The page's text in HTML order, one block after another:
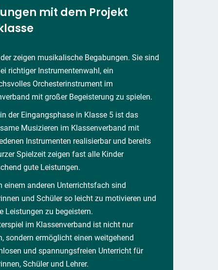
mit dem Projekt
zeigen musikalische Begabungen. Sie sind
richtiger Instrumentenwahl, ein
Orchesterinstrument im
mit großer Begeisterung zu spielen.
der Eingangsphase in Klasse 5 ist das
Musizieren im Klassenverband mit
Instrumenten realisierbar und bereits
Spielzeit zeigen fast alle Kinder
gute Leistungen.
einem anderen Unterrichtsfach sind
und Schüler so leicht zu motivieren und
Leistungen zu begeistern.
im Klassenverband ist nicht nur
sondern ermöglicht einen weitgehend
und spannungsfreien Unterricht für
Schüler und Lehrer.